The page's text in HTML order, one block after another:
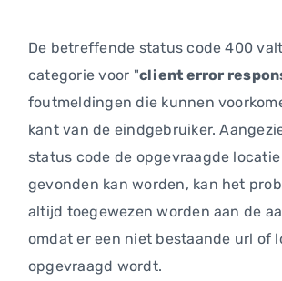
De betreffende status code 400
categorie voor "client error
foutmeldingen die kunnen
kant van de eindgebruiker.
status code de opgevraagde
gevonden kan worden, kan het
altijd toegewezen worden aan de
omdat er een niet bestaande url of
opgevraagd wordt.